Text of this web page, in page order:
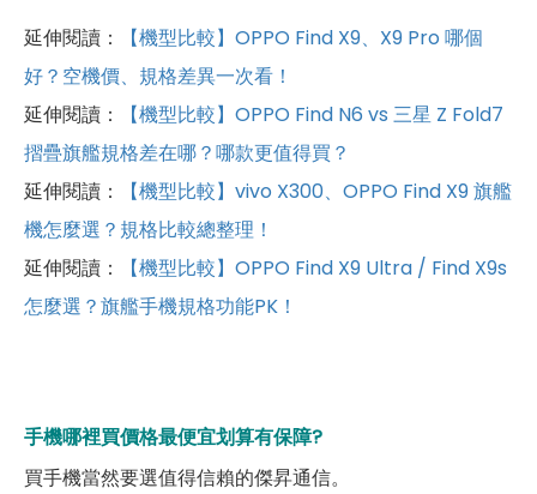
延伸閱讀：
【機型比較】OPPO Find X9、X9 Pro 哪個
好？空機價、規格差異一次看！
延伸閱讀：
【機型比較】OPPO Find N6 vs 三星 Z Fold7
摺疊旗艦規格差在哪？哪款更值得買？
延伸閱讀：
【機型比較】vivo X300、OPPO Find X9 旗艦
機怎麼選？規格比較總整理！
延伸閱讀：
【機型比較】OPPO Find X9 Ultra / Find X9s
怎麼選？旗艦手機規格功能PK！
手機哪裡買價格最便宜划算有保障?
買手機當然要選值得信賴的傑昇通信。